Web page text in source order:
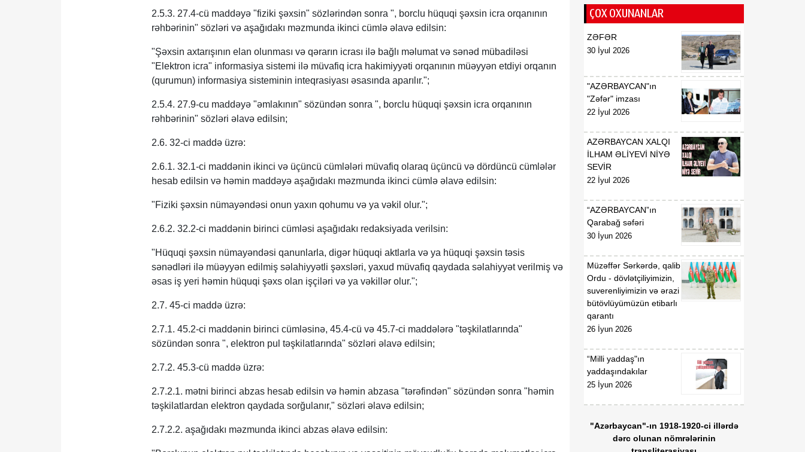
2.5.3. 27.4-cü maddəyə "fiziki şəxsin" sözlərindən sonra ", borclu hüquqi şəxsin icra orqanının
rəhbərinin" sözləri və aşağıdakı məzmunda ikinci cümlə əlavə edilsin:
"Şəxsin axtarışının elan olunması və qərarın icrası ilə bağlı məlumat və sənəd mübadiləsi
"Elektron icra" informasiya sistemi ilə müvafiq icra hakimiyyəti orqanının müəyyən etdiyi orqanın
(qurumun) informasiya sisteminin inteqrasiyası əsasında aparılır.";
2.5.4. 27.9-cu maddəyə "əmlakının" sözündən sonra ", borclu hüquqi şəxsin icra orqanının
rəhbərinin" sözləri əlavə edilsin;
2.6. 32-ci maddə üzrə:
2.6.1. 32.1-ci maddənin ikinci və üçüncü cümlələri müvafiq olaraq üçüncü və dördüncü cümlələr
hesab edilsin və həmin maddəyə aşağıdakı məzmunda ikinci cümlə əlavə edilsin:
"Fiziki şəxsin nümayəndəsi onun yaxın qohumu və ya vəkil olur.";
2.6.2. 32.2-ci maddənin birinci cümləsi aşağıdakı redaksiyada verilsin:
"Hüquqi şəxsin nümayəndəsi qanunlarla, digər hüquqi aktlarla və ya hüquqi şəxsin təsis
sənədləri ilə müəyyən edilmiş səlahiyyətli şəxsləri, yaxud müvafiq qaydada səlahiyyət verilmiş və
əsas iş yeri həmin hüquqi şəxs olan işçiləri və ya vəkillər olur.";
2.7. 45-ci maddə üzrə:
2.7.1. 45.2-ci maddənin birinci cümləsinə, 45.4-cü və 45.7-ci maddələrə "təşkilatlarında"
sözündən sonra ", elektron pul təşkilatlarında" sözləri əlavə edilsin;
2.7.2. 45.3-cü maddə üzrə:
2.7.2.1. mətni birinci abzas hesab edilsin və həmin abzasa "tərəfindən" sözündən sonra "həmin
təşkilatlardan elektron qaydada sorğulanır," sözləri əlavə edilsin;
2.7.2.2. aşağıdakı məzmunda ikinci abzas əlavə edilsin:
daha qətiyyətli tədbirlər
görməyə çağırıb
Azərbaycan–ABŞ
Tərəfdaşlıq Xartiyası
17:15
08 Avqust
ÇOX OXUNANLAR
ZƏFƏR
30 İyul 2026
"AZƏRBAYCAN"ın
"Zəfər" imzası
22 İyul 2026
AZƏRBAYCAN XALQI
İLHAM ƏLİYEVİ NİYƏ
SEVİR
22 İyul 2026
“AZƏRBAYCAN”ın
Qarabağ səfəri
30 İyun 2026
Müzəffər Sərkərdə, qalib
Ordu - dövlətçiliyimizin,
suverenliyimizin və ərazi
bütövlüyümüzün etibarlı
qarantı
26 İyun 2026
“Milli yaddaş"ın
yaddaşındakılar
25 İyun 2026
"Azərbaycan"-ın 1918-1920-ci illərdə
dərc olunan nömrələrinin